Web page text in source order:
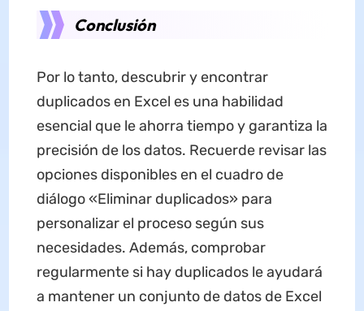
Conclusión
Por lo tanto, descubrir y encontrar
duplicados en Excel es una habilidad
esencial que le ahorra tiempo y garantiza la
precisión de los datos. Recuerde revisar las
opciones disponibles en el cuadro de
diálogo «Eliminar duplicados» para
personalizar el proceso según sus
necesidades. Además, comprobar
regularmente si hay duplicados le ayudará
a mantener un conjunto de datos de Excel